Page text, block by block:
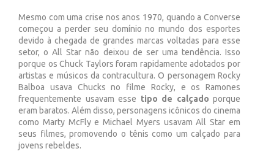
Mesmo com uma crise nos anos 1970, quando a Converse
começou a perder seu domínio no mundo dos esportes
devido à chegada de grandes marcas voltadas para esse
setor, o All Star não deixou de ser uma tendência. Isso
porque os Chuck Taylors foram rapidamente adotados por
artistas e músicos da contracultura. O personagem Rocky
Balboa usava Chucks no filme Rocky, e os Ramones
frequentemente usavam esse tipo de calçado porque
eram baratos. Além disso, personagens icônicos do cinema
como Marty McFly e Michael Myers usavam All Star em
seus filmes, promovendo o tênis como um calçado para
jovens rebeldes.